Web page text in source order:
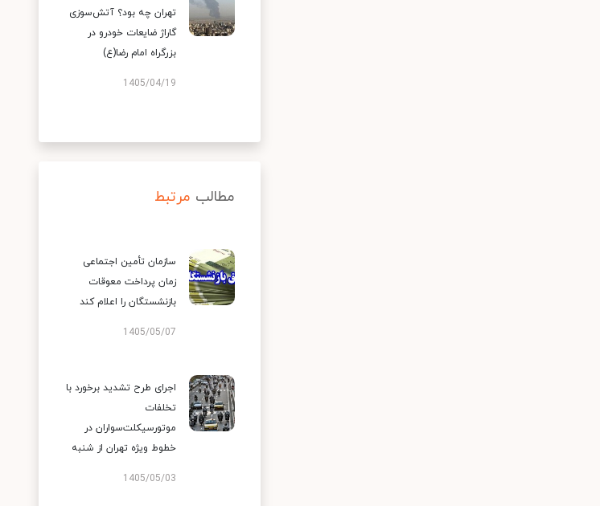
تهران چه بود؟ آتش‌سوزی
گاراژ ضایعات خودرو در
بزرگراه امام رضا(ع)
1405/04/19
مطالب مرتبط
سازمان تأمین اجتماعی
زمان پرداخت معوقات
بازنشستگان را اعلام کند
1405/05/07
اجرای طرح تشدید برخورد با
تخلفات
موتورسیکلت‌سواران در
خطوط ویژه تهران از شنبه
1405/05/03